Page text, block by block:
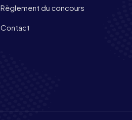
Règlement du concours
Contact